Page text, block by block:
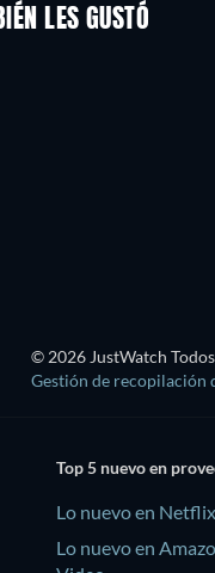
LES GUSTÓ
© 2026 JustWatch
Gestión de recopilación
Top 5 nuevo en
Lo nuevo en Netflix
Lo nuevo en